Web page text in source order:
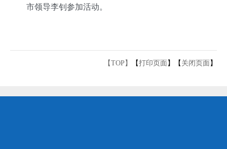
市领导李钊参加活动。
【TOP】 【打印页面 】【 关闭页面 】